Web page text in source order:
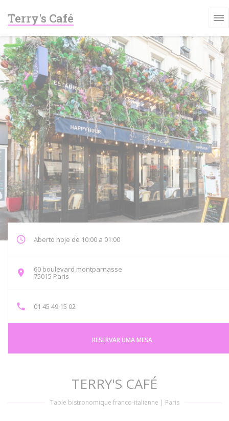
Terry's Café
Aberto hoje de 10:00 a 01:00
60 boulevard montparnasse
75015 Paris ((abre numa nova janela))
01 45 49 15 02
RESERVAR UMA MESA
TERRY'S CAFÉ
Table bistronomique franco-italienne | Paris